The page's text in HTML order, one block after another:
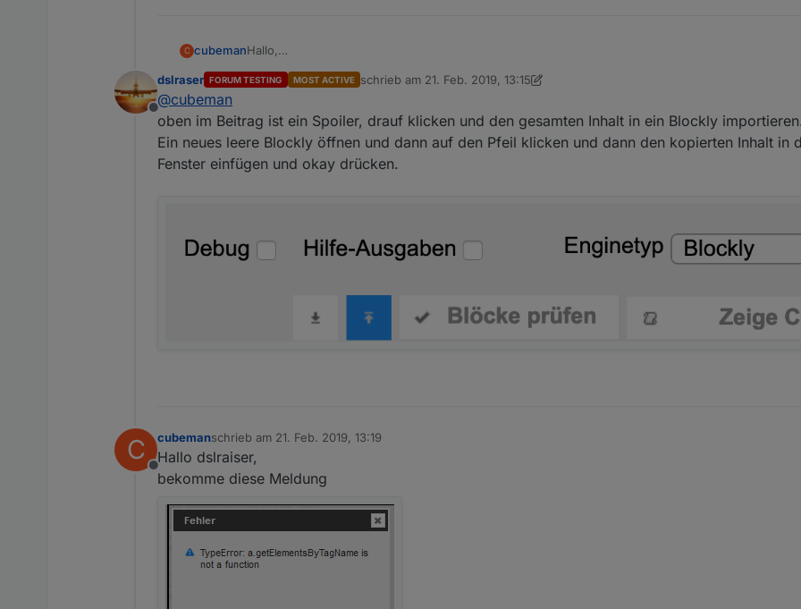
C cubemanHallo,
Wie kann ich das importieren und nutzen?
Danke!
Grüße!
Offline
dslraser FORUM TESTING MOST ACTIVE schrieb am 21. Feb. 2019, 13:15
zuletzt editiert von dslraser
@cubeman
oben im Beitrag ist ein Spoiler, drauf klicken und den gesamten Inhalt in ein Blockly
Ein neues leere Blockly öffnen und dann auf den Pfeil klicken und dann den kopierten Inhalt in
Fenster einfügen und okay drücken.
C
Offline
cubemanschrieb am 21. Feb. 2019, 13:19
zuletzt editiert von
Hallo dslraiser,
bekomme diese Meldung